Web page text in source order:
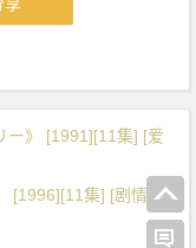
ー》 [1991][11集] [爱
[1996][11集] [剧情][喜